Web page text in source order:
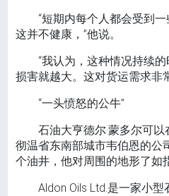
“短期内每个人都会受到
这并不健康，”他说。
“我认为，这种情况持续
损害就越大。这对货运需求非
“一头愤怒的公牛”
石油大亨德尔·蒙多尔可
彻温省东南部城市韦伯恩的公
个油井，他对周围的地形了如
Aldon Oils Ltd.是一家小